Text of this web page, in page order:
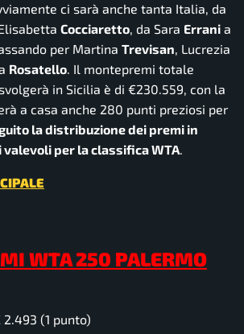
ci sarà anche tanta Italia, da
Cocciaretto, da Sara Errani a
per Martina Trevisan, Lucrezia
Rosatello. Il montepremi totale
in Sicilia è di €230.559, con la
a casa anche 280 punti preziosi per
la distribuzione dei premi in
per la classifica WTA.
WTA 250 PALERMO
2.493 (1 punto)